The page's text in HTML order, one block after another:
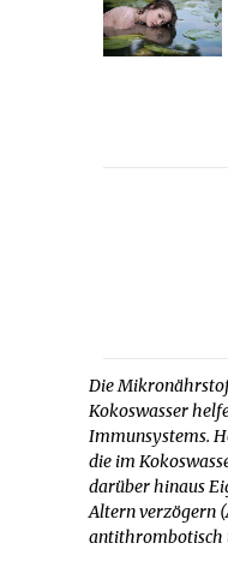
Die
Kokoswasser
Immunsystems.
die im
darüber hinaus
Altern verzögern
antithrombotisch